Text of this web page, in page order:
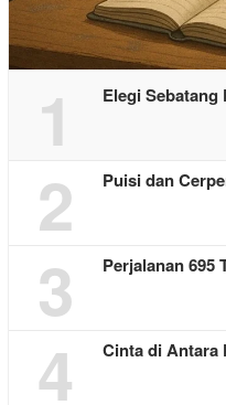
1 Elegi Sebatang
2 Puisi dan
3 Perjalanan
4 Cinta di Antara